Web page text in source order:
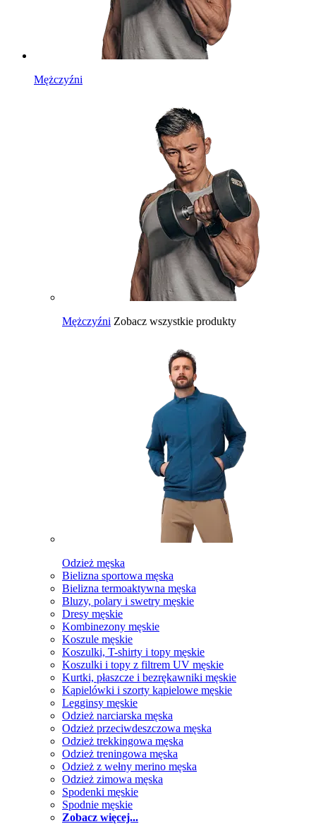
Mężczyźni
Mężczyźni Zobacz wszystkie produkty
Odzież męska
Bielizna sportowa męska
Bielizna termoaktywna męska
Bluzy, polary i swetry męskie
Dresy męskie
Kombinezony męskie
Koszule męskie
Koszulki, T-shirty i topy męskie
Koszulki i topy z filtrem UV męskie
Kurtki, płaszcze i bezrękawniki męskie
Kąpielówki i szorty kąpielowe męskie
Legginsy męskie
Odzież narciarska męska
Odzież przeciwdeszczowa męska
Odzież trekkingowa męska
Odzież treningowa męska
Odzież z wełny merino męska
Odzież zimowa męska
Spodenki męskie
Spodnie męskie
Zobacz więcej...